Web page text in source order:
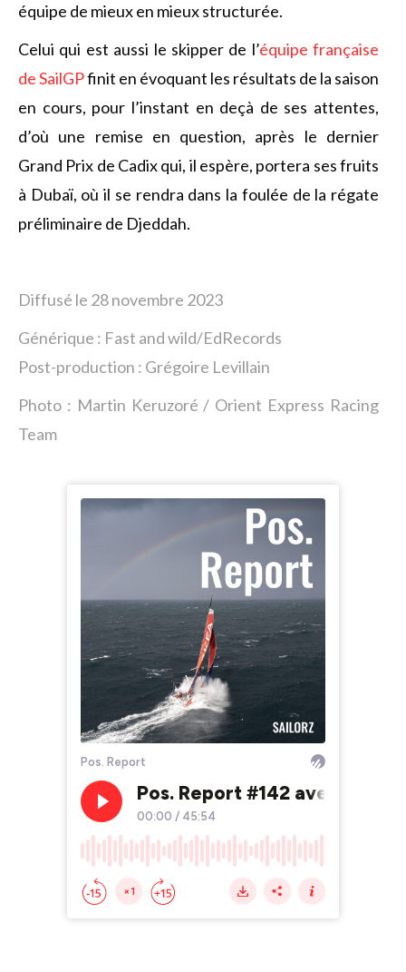
équipe de mieux en mieux structurée.
Celui qui est aussi le skipper de l’équipe française
de SailGPfinit en évoquant les résultats de la saison
en cours, pour l’instant en deçà de ses attentes,
d’où une remise en question, après le dernier
Grand Prix de Cadix qui, il espère, portera ses fruits
à Dubaï, où il se rendra dans la foulée de la régate
préliminaire de Djeddah.
Diffusé le 28 novembre 2023
Générique : Fast and wild/EdRecords
Post-production : Grégoire Levillain
Photo : Martin Keruzoré / Orient Express Racing
Team